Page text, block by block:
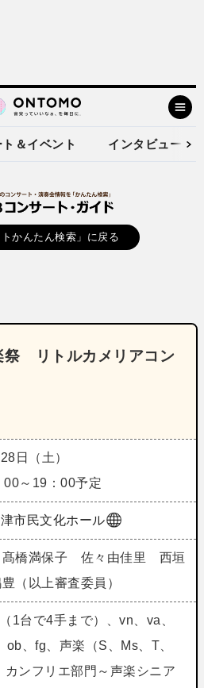
＆イベント インタビュー
かんたん検索」に戻る
リトルカメリアコン
日（土）
00～19：00予定
市民文化ホール
橋満保子 佐々由佳里 西垣
（以上審査委員）
1台で4手まで）、vn、va、
ob、fg、声楽（S、Ms、T、
カンフリエ部門～声楽シニア